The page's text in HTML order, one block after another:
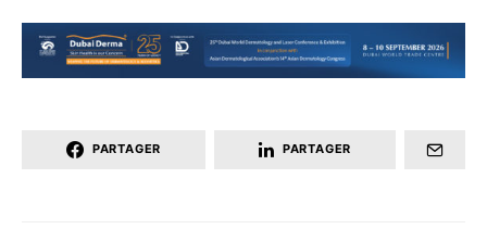
PARTAGER PARTAGER